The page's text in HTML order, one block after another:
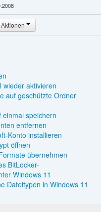
Aktionen
wieder aktivieren
auf geschützte Ordner
speichern
entfernen
Konto installieren
öffnen
übernehmen
BitLocker-
Windows 11
Dateitypen in Windows 11